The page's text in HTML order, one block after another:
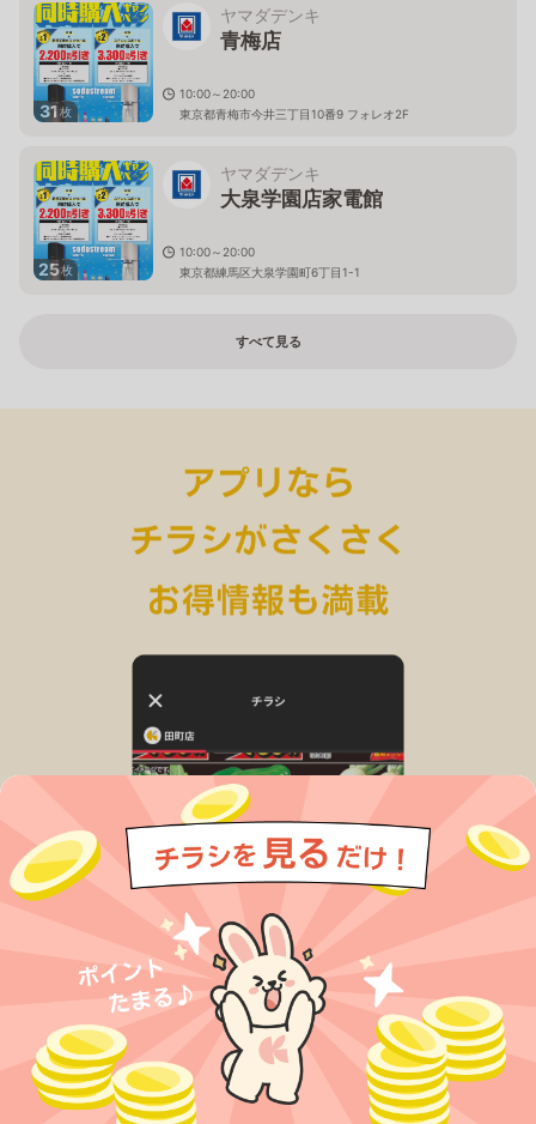
31枚
ヤマダデンキ
青梅店
10:00～20:00
東京都青梅市今井三丁目10番9 フォレオ2F
25枚
ヤマダデンキ
大泉学園店家電館
10:00～20:00
東京都練馬区大泉学園町6丁目1-1
すべて見る